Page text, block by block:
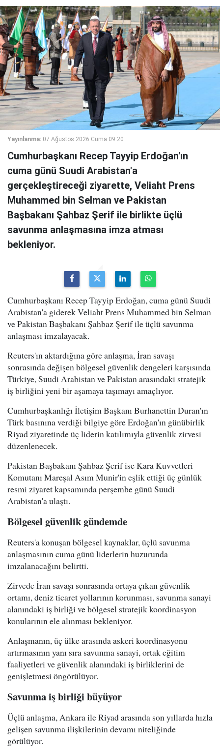
Yayınlanma: 07 Ağustos 2026 Cuma 09:20
Cumhurbaşkanı Recep Tayyip Erdoğan'ın
cuma günü Suudi Arabistan'a
gerçekleştireceği ziyarette, Veliaht Prens
Muhammed bin Selman ve Pakistan
Başbakanı Şahbaz Şerif ile birlikte üçlü
savunma anlaşmasına imza atması
bekleniyor.
Cumhurbaşkanı Recep Tayyip Erdoğan, cuma günü Suudi
Arabistan'a giderek Veliaht Prens Muhammed bin Selman
ve Pakistan Başbakanı Şahbaz Şerif ile üçlü savunma
anlaşması imzalayacak.
Reuters'ın aktardığına göre anlaşma, İran savaşı
sonrasında değişen bölgesel güvenlik dengeleri karşısında
Türkiye, Suudi Arabistan ve Pakistan arasındaki stratejik
iş birliğini yeni bir aşamaya taşımayı amaçlıyor.
Cumhurbaşkanlığı İletişim Başkanı Burhanettin Duran'ın
Türk basınına verdiği bilgiye göre Erdoğan'ın günübirlik
Riyad ziyaretinde üç liderin katılımıyla güvenlik zirvesi
düzenlenecek.
Pakistan Başbakanı Şahbaz Şerif ise Kara Kuvvetleri
Komutanı Mareşal Asım Munir'in eşlik ettiği üç günlük
resmi ziyaret kapsamında perşembe günü Suudi
Arabistan'a ulaştı.
Bölgesel güvenlik gündemde
Reuters'a konuşan bölgesel kaynaklar, üçlü savunma
anlaşmasının cuma günü liderlerin huzurunda
imzalanacağını belirtti.
Zirvede İran savaşı sonrasında ortaya çıkan güvenlik
ortamı, deniz ticaret yollarının korunması, savunma sanayi
alanındaki iş birliği ve bölgesel stratejik koordinasyon
konularının ele alınması bekleniyor.
Anlaşmanın, üç ülke arasında askeri koordinasyonu
artırmasının yanı sıra savunma sanayi, ortak eğitim
faaliyetleri ve güvenlik alanındaki iş birliklerini de
genişletmesi öngörülüyor.
Savunma iş birliği büyüyor
Üçlü anlaşma, Ankara ile Riyad arasında son yıllarda hızla
gelişen savunma ilişkilerinin devamı niteliğinde
görülüyor.